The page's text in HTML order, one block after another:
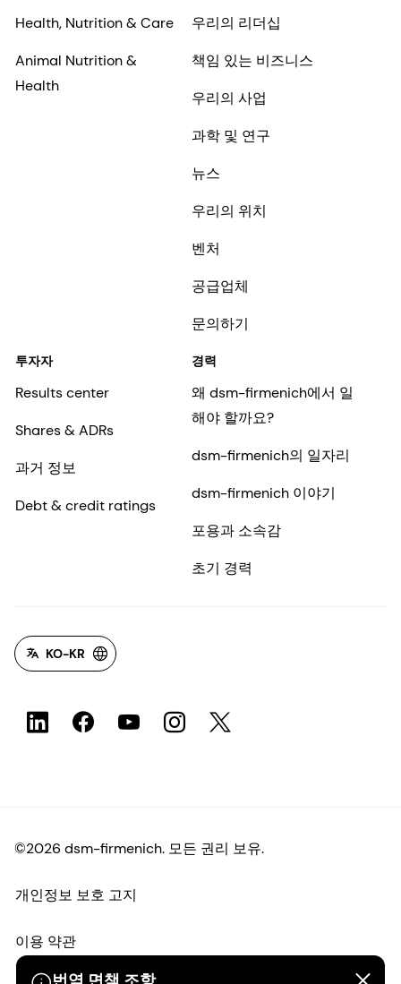
Health, Nutrition & Care
Animal Nutrition &
Health
우리의 리더십
책임 있는 비즈니스
우리의 사업
과학 및 연구
뉴스
우리의 위치
벤처
공급업체
문의하기
투자자
Results center
Shares & ADRs
과거 정보
Debt & credit ratings
경력
왜 dsm-firmenich에서 일
해야 할까요?
dsm-firmenich의 일자리
dsm-firmenich 이야기
포용과 소속감
초기 경력
KO-KR
©2026 dsm-firmenich. 모든 권리 보유.
개인정보 보호 고지
이용 약관